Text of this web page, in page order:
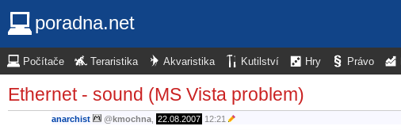
poradna.net
Počítače Teraristika Akvaristika Kutilství Hry Právo
Ethernet - sound (MS Vista problem)
anarchist @kmochna 22.08.2007 12:21